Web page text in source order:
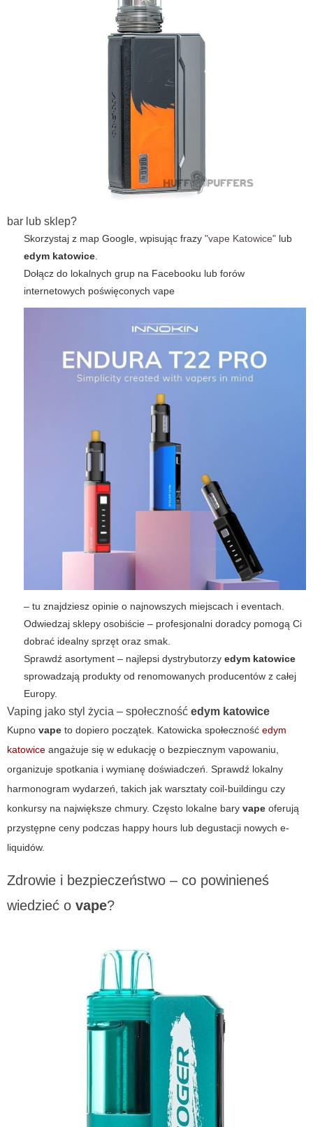
bar lub sklep?
Skorzystaj z map Google, wpisując frazy "vape Katowice" lub
edym katowice.
Dołącz do lokalnych grup na Facebooku lub forów
internetowych poświęconych vape
– tu znajdziesz opinie o najnowszych miejscach i eventach.
Odwiedzaj sklepy osobiście – profesjonalni doradcy pomogą Ci
dobrać idealny sprzęt oraz smak.
Sprawdź asortyment – najlepsi dystrybutorzy edym katowice
sprowadzają produkty od renomowanych producentów z całej
Europy.
Vaping jako styl życia – społeczność edym katowice
Kupno vape to dopiero początek. Katowicka społeczność edym
katowice angażuje się w edukację o bezpiecznym vapowaniu,
organizuje spotkania i wymianę doświadczeń. Sprawdź lokalny
harmonogram wydarzeń, takich jak warsztaty coil-buildingu czy
konkursy na największe chmury. Często lokalne bary vape oferują
przystępne ceny podczas happy hours lub degustacji nowych e-
liquidów.
Zdrowie i bezpieczeństwo – co powinieneś
wiedzieć o vape?